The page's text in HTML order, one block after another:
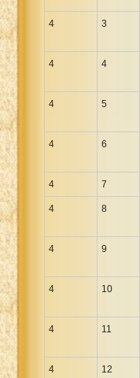
4 3
4 4
4 5
4 6
4 7
4 8
4 9
4 10
4 11
4 12